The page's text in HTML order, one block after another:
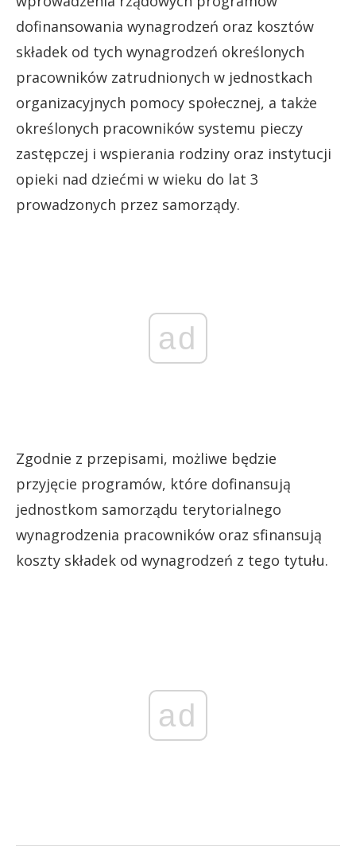
dofinansowania wynagrodzeń oraz kosztów
składek od tych wynagrodzeń określonych
pracowników zatrudnionych w jednostkach
organizacyjnych pomocy społecznej, a także
określonych pracowników systemu pieczy
zastępczej i wspierania rodziny oraz instytucji
opieki nad dziećmi w wieku do lat 3
prowadzonych przez samorządy.
ad
Zgodnie z przepisami, możliwe będzie
przyjęcie programów, które dofinansują
jednostkom samorządu terytorialnego
wynagrodzenia pracowników oraz sfinansują
koszty składek od wynagrodzeń z tego tytułu.
ad